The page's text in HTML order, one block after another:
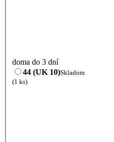
doma do 3 dní
44 (UK 10)Skladom
(1 ks)